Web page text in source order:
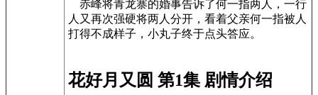
赤峰将青龙寨的婚事告诉了何一指两人，一行
人又再次强硬将两人分开，看着父亲何一指被人
打得不成样子，小丸子终于点头答应。
花好月又圆 第1集 剧情介绍